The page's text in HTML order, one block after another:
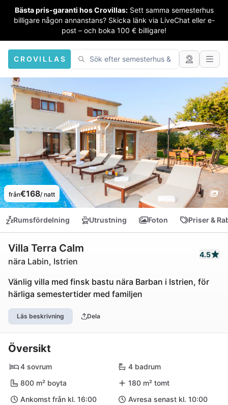
Bästa pris-garanti hos Crovillas: Sett samma semesterhus
billigare någon annanstans? Skicka länk via LiveChat eller e-
post – och boka 100 € billigare!
CROVILLAS
från€168/ natt
Rumsfördelning Utrustning Foton Priser &
Villa Terra Calm
nära Labin, Istrien
4.5
Vänlig villa med finsk bastu nära Barban i Istrien, för
härliga semestertider med familjen
Läs beskrivning Dela
Översikt
4 sovrum
4 badrum
800 m² boyta
180 m² tomt
Ankomst från kl. 16:00
Avresa senast kl. 10:00